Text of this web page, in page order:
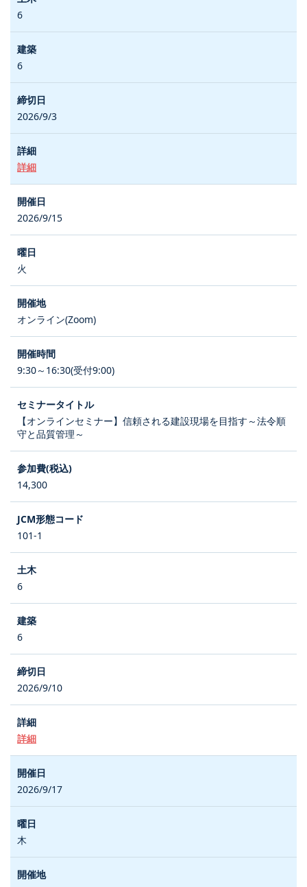
6
6
2026/9/3
詳細
2026/9/15
火
オンライン(Zoom)
9:30～16:30(受付9:00)
【オンラインセミナー】信頼される建設現場を目指す～法令順
守と品質管理～
14,300
101-1
6
6
2026/9/10
詳細
2026/9/17
木